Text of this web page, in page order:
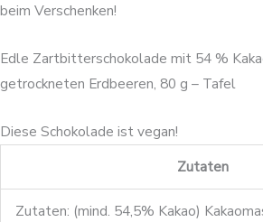
beim Verschenken!
Edle Zartbitterschokolade mit 54 %
getrockneten Erdbeeren, 80 g – Tafel
Diese Schokolade ist vegan!
Zutaten
Zutaten: (mind. 54,5% Kakao)